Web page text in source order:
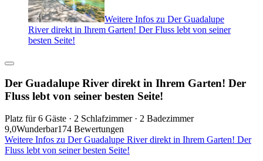
Weitere Infos zu Der Guadalupe
River direkt in Ihrem Garten! Der Fluss lebt von seiner
besten Seite!
Der Guadalupe River direkt in Ihrem Garten! Der
Fluss lebt von seiner besten Seite!
Platz für 6 Gäste · 2 Schlafzimmer · 2 Badezimmer
9,0Wunderbar174 Bewertungen
Weitere Infos zu Der Guadalupe River direkt in Ihrem Garten! Der
Fluss lebt von seiner besten Seite!